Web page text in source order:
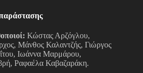
Κώστας Αρζόγλου,
Μάνθος Καλαντζής, Γιώργος
Ιωάννα Μαρμάρου,
Ραφαέλα Καβαζαράκη.